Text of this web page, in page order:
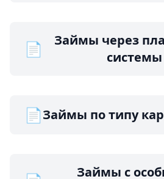
📄
Займы через
системы
📄Займы по типу
Займы с